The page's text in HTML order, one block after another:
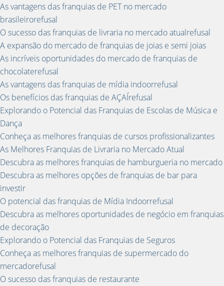
As vantagens das franquias de PET no mercado
brasileirorefusal
O sucesso das franquias de livraria no mercado atualrefusal
A expansão do mercado de franquias de joias e semi joias
As incríveis oportunidades do mercado de franquias de
chocolaterefusal
As vantagens das franquias de mídia indoorrefusal
Os benefícios das franquias de AÇAÍrefusal
Explorando o Potencial das Franquias de Escolas de Música e
Dança
Conheça as melhores franquias de cursos profissionalizantes
As Melhores Franquias de Livraria no Mercado Atual
Descubra as melhores franquias de hamburgueria no mercado
Descubra as melhores opções de franquias de bar para
investir
O potencial das franquias de Mídia Indoorrefusal
Descubra as melhores oportunidades de negócio em franquias
de decoração
Explorando o Potencial das Franquias de Seguros
Conheça as melhores franquias de supermercado do
mercadorefusal
O sucesso das franquias de restaurante